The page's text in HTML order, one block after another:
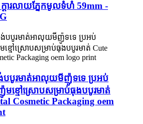
ក្ដារលាយភ្នែកមូលទំហំ 59mm -
បូរមាត់អាលុយមីញ៉ូទទេ ប្រអប់
ខ្មៅស្រោបសម្រាប់ធុងបបូរមាត់
Cosmetic Packaging oem